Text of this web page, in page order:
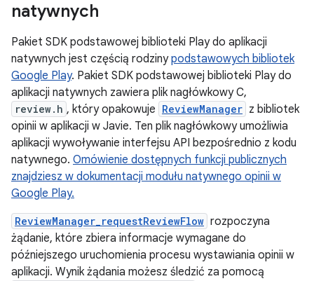
natywnych
Pakiet SDK podstawowej biblioteki Play do aplikacji
natywnych jest częścią rodzinypodstawowych bibliotek
Google Play. Pakiet SDK podstawowej biblioteki Play do
aplikacji natywnych zawiera plik nagłówkowy C,
review.h , który opakowuje ReviewManager z bibliotek
opinii w aplikacji w Javie. Ten plik nagłówkowy umożliwia
aplikacji wywoływanie interfejsu API bezpośrednio z kodu
natywnego. Omówienie dostępnych funkcji publicznych
znajdziesz w dokumentacji modułu natywnego opinii w
Google Play.
ReviewManager_requestReviewFlow rozpoczyna
żądanie, które zbiera informacje wymagane do
późniejszego uruchomienia procesu wystawiania opinii w
aplikacji. Wynik żądania możesz śledzić za pomocą